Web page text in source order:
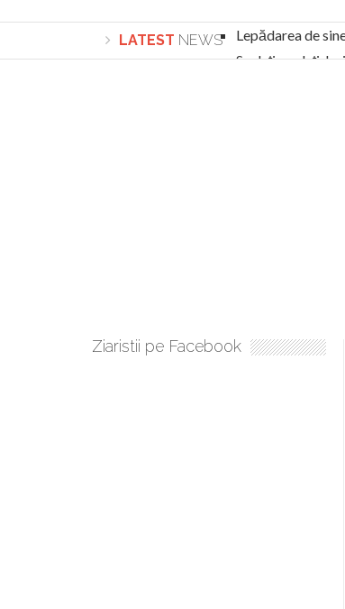
LATEST NEWS
Lepădarea de
Sculați, sculați,
Ziaristii pe Facebook